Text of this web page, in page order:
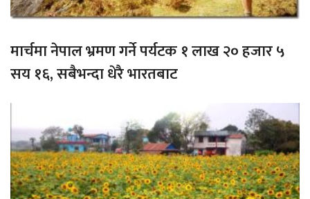
मार्चमा नेपाल भ्रमण गर्ने पर्यटक १ लाख २० हजार ५
सय १६, सबैभन्दा धेरै भारतबाट